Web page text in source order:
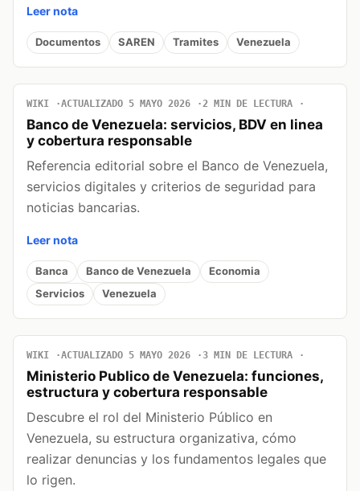
Leer nota
Documentos SAREN Tramites Venezuela
WIKI ACTUALIZADO 5 MAYO 2026 2 MIN DE LECTURA
Banco de Venezuela: servicios, BDV en linea
y cobertura responsable
Referencia editorial sobre el Banco de Venezuela,
servicios digitales y criterios de seguridad para
noticias bancarias.
Leer nota
Banca Banco de Venezuela
Economia
Servicios
Venezuela
WIKI ACTUALIZADO 5 MAYO 2026 3 MIN DE LECTURA
Ministerio Publico de Venezuela: funciones,
estructura y cobertura responsable
Descubre el rol del Ministerio Público en
Venezuela, su estructura organizativa, cómo
realizar denuncias y los fundamentos legales que
lo rigen.